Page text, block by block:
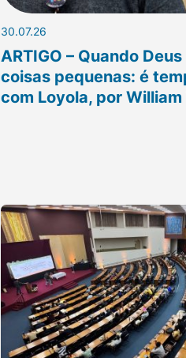
30.07.26
ARTIGO – Quando
coisas pequenas: é
com Loyola, por William